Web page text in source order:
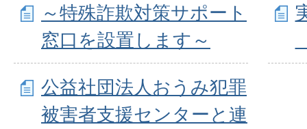
～特殊詐欺対策サポート
窓口を設置します～
公益社団法人おうみ犯罪
被害者支援センターと連